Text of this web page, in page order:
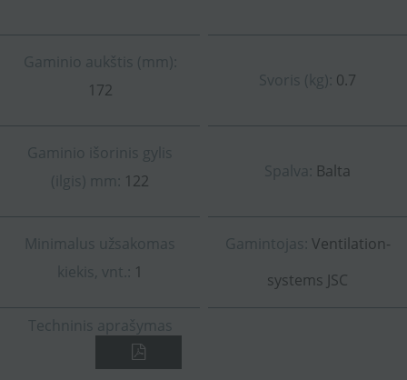
Gaminio aukštis (mm):
172
Svoris (kg): 0.7
Gaminio išorinis gylis
(ilgis) mm: 122 Spalva: Balta
Minimalus užsakomas
kiekis, vnt.: 1
Gamintojas: Ventilation-
systems JSC
Techninis aprašymas